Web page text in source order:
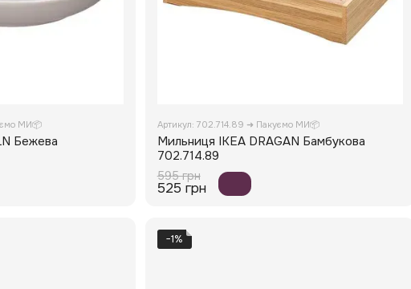
МИ📦
Бежева
Артикул: 702.714.89 ➜ Пакуємо МИ📦
Мильниця IKEA DRAGAN Бамбукова
702.714.89
595 грн
525 грн
−1%